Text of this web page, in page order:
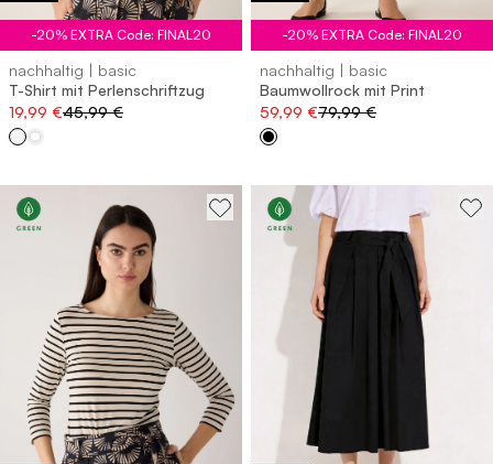
-20% EXTRA Code: FINAL20
nachhaltig | basic
T-Shirt mit Perlenschriftzug
19,99 €45,99 €
-20% EXTRA Code: FINAL20
nachhaltig | basic
Baumwollrock mit Print
59,99 €79,99 €